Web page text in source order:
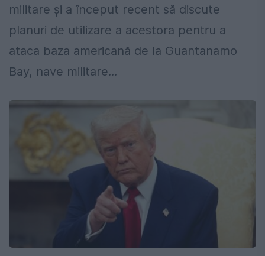
militare și a început recent să discute
planuri de utilizare a acestora pentru a
ataca baza americană de la Guantanamo
Bay, nave militare...